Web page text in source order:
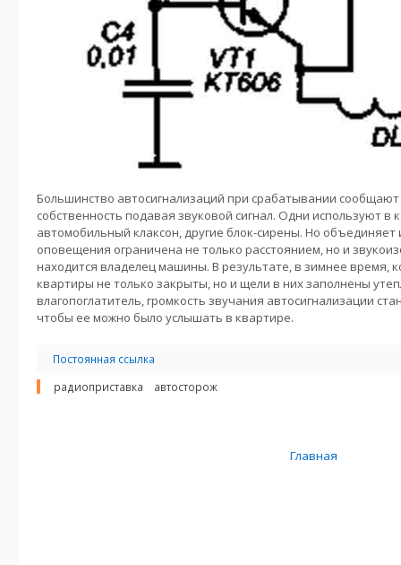
Большинство автосигнализаций при срабатывании
собственность подавая звуковой сигнал. Одни используют в
автомобильный клаксон, другие блок-сирены. Но объединяет
оповещения ограничена не только расстоянием, но и
находится владелец машины. В результате, в зимнее время,
квартиры не только закрыты, но и щели в них заполнены
влагопоглатитель, громкость звучания автосигнализации
чтобы ее можно было услышать в квартире.
Постоянная ссылка
радиоприставка
автосторож
Главная